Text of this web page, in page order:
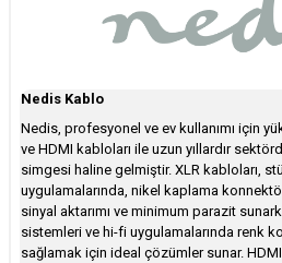
Nedis Kablo
Nedis, profesyonel ve ev kullanımı için
ve HDMI kabloları ile uzun yıllardır
simgesi haline gelmiştir. XLR kabloları,
uygulamalarında, nikel kaplama
sinyal aktarımı ve minimum parazit
sistemleri ve hi-fi uygulamalarında renk
sağlamak için ideal çözümler sunar.